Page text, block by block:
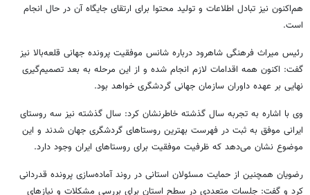
هم‌اکنون نیز تبادل اطلاعات و تولید محتوا برای ارتقای جایگاه آن در حال انجام
است.
رئیس میراث فرهنگی شاهرود درباره شانس موفقیت پرونده جهانی قلعه‌بالا نیز
گفت: اکنون همه اقدامات لازم انجام شده و از این مرحله به بعد تصمیم‌گیری
نهایی بر عهده داوران سازمان جهانی گردشگری خواهد بود.
وی با اشاره به تجربه سال گذشته خاطرنشان کرد: سال گذشته نیز سه روستای
ایرانی موفق به ثبت در فهرست بهترین روستاهای گردشگری جهان شدند و این
موضوع نشان می‌دهد که ظرفیت موفقیت برای روستاهای ایران وجود دارد.
رضویان همچنین از حمایت مسئولان استانی در روند آماده‌سازی پرونده قدردانی
کرد و گفت: جلسات متعددی در سطح استان برای بررسی مشکلات و نیازهای